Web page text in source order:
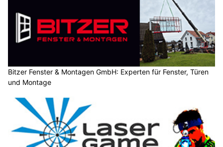
Bitzer Fenster & Montagen GmbH: Experten für Fenster, Türen
und Montage